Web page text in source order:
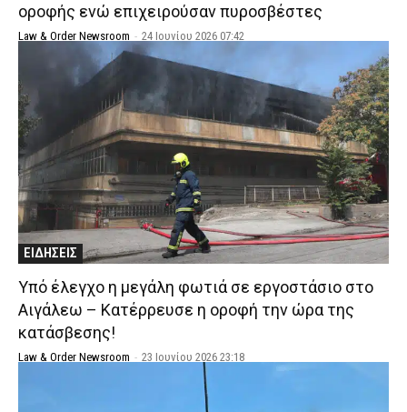
οροφής ενώ επιχειρούσαν πυροσβέστες
Law & Order Newsroom - 24 Ιουνίου 2026 07:42
ΕΙΔΗΣΕΙΣ
Υπό έλεγχο η μεγάλη φωτιά σε εργοστάσιο στο
Αιγάλεω – Κατέρρευσε η οροφή την ώρα της
κατάσβεσης!
Law & Order Newsroom - 23 Ιουνίου 2026 23:18